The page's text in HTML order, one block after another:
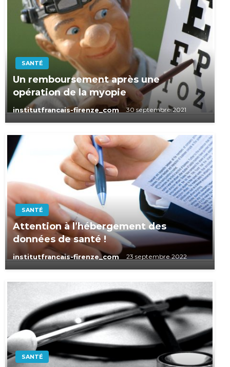
SANTÉ
Un remboursement après une
opération de la myopie
institutfrancais-firenze_com 30 septembre 2021
SANTÉ
Attention à l’hébergement des
données de santé !
institutfrancais-firenze_com 23 septembre 2022
SANTÉ